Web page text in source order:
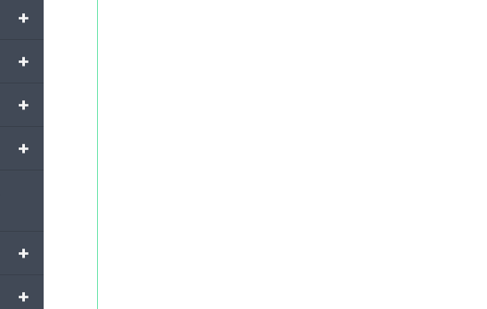
+
+
+
+
+
+